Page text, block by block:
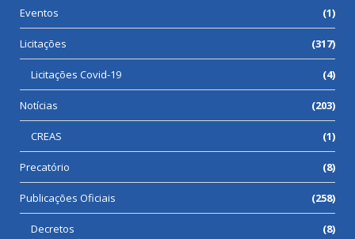
Eventos (1)
Licitações (317)
Licitações Covid-19 (4)
Notícias (203)
CREAS (1)
Precatório (8)
Publicações Oficiais (258)
Decretos (8)